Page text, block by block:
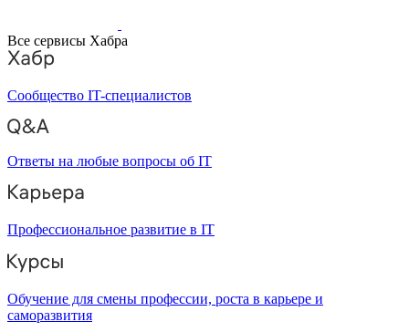
Все сервисы Хабра
Сообщество IT-специалистов
Ответы на любые вопросы об IT
Профессиональное развитие в IT
Обучение для смены профессии, роста в карьере и
саморазвития